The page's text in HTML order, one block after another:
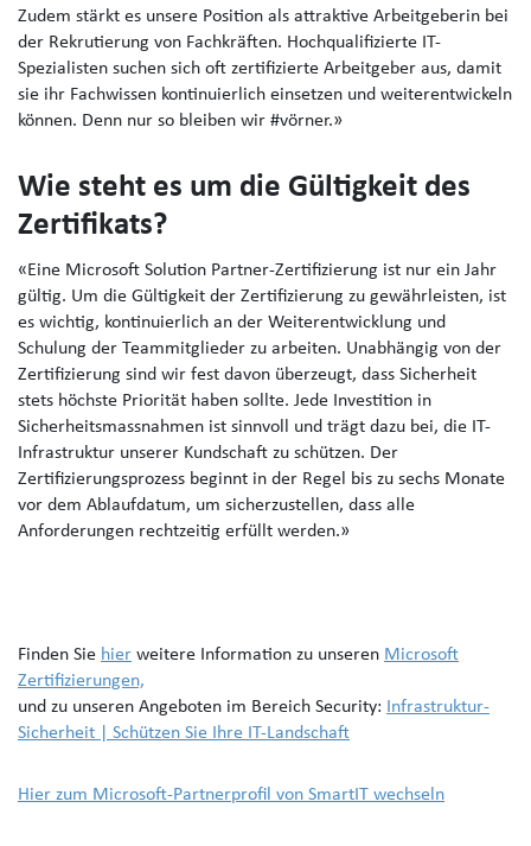
Zudem stärkt es unsere Position als attraktive Arbeitgeberin bei
der Rekrutierung von Fachkräften. Hochqualifizierte IT-
Spezialisten suchen sich oft zertifizierte Arbeitgeber aus, damit
sie ihr Fachwissen kontinuierlich einsetzen und weiterentwickeln
können. Denn nur so bleiben wir #vörner.»
Wie steht es um die Gültigkeit des
Zertifikats?
«Eine Microsoft Solution Partner-Zertifizierung ist nur ein Jahr
gültig. Um die Gültigkeit der Zertifizierung zu gewährleisten, ist
es wichtig, kontinuierlich an der Weiterentwicklung und
Schulung der Teammitglieder zu arbeiten. Unabhängig von der
Zertifizierung sind wir fest davon überzeugt, dass Sicherheit
stets höchste Priorität haben sollte. Jede Investition in
Sicherheitsmassnahmen ist sinnvoll und trägt dazu bei, die IT-
Infrastruktur unserer Kundschaft zu schützen. Der
Zertifizierungsprozess beginnt in der Regel bis zu sechs Monate
vor dem Ablaufdatum, um sicherzustellen, dass alle
Anforderungen rechtzeitig erfüllt werden.»
Finden Sie hier weitere Information zu unseren Microsoft
Zertifizierungen,
und zu unseren Angeboten im Bereich Security:
Infrastruktur-
Sicherheit | Schützen Sie Ihre IT-Landschaft
Hier zum Microsoft-Partnerprofil von SmartIT wechseln